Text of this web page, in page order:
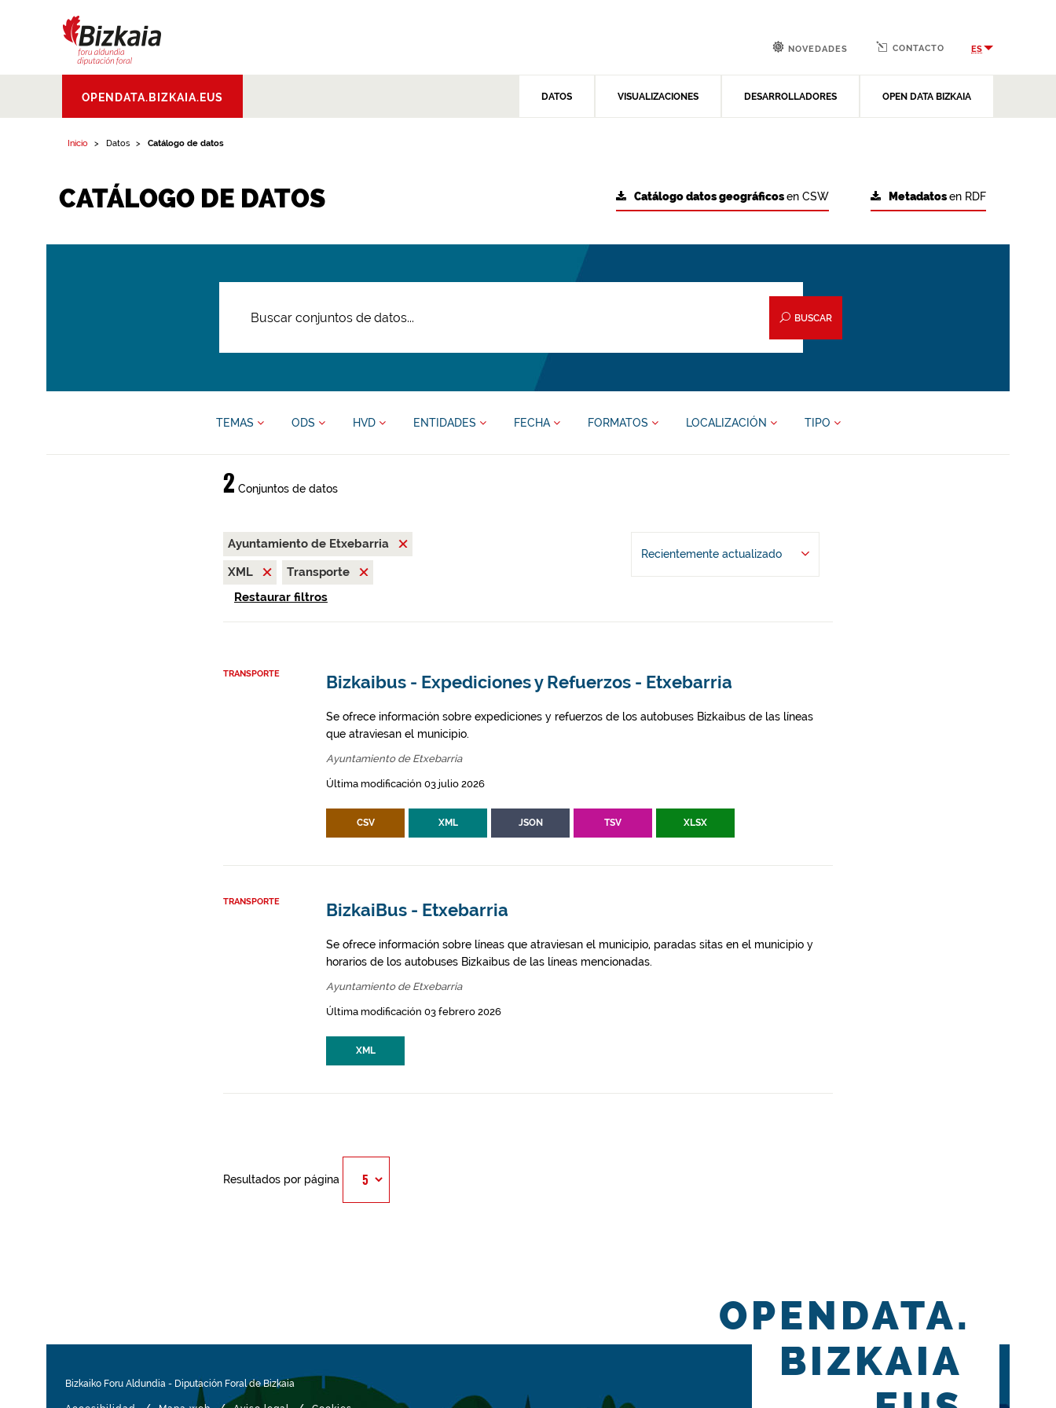
Aldundia.Diputacion
Foral de Bizkaia
OPENDATA.BIZKAIA.EUS DATOS VISUALIZACIONES DESARROLLADORES OPEN DATA BIZKAIA
NOVEDADES CONTACTO ES
Inicio Datos Catálogo de datos
CATÁLOGO DE DATOS Metadatosen RDF
Catálogo datos geográficosen CSW
BUSCAR
TEMAS ODS HVD ENTIDADES FECHA FORMATOS LOCALIZACIÓN TIPO
2 Conjuntos de datos
Ayuntamiento de Etxebarria
XML
Transporte
Restaurar filtros
Recientemente actualizado
TRANSPORTE Bizkaibus - Expediciones y Refuerzos - Etxebarria
Se ofrece información sobre expediciones y refuerzos de los autobuses Bizkaibus de las líneas
que atraviesan el municipio.
Ayuntamiento de Etxebarria
Última modificación 03 julio 2026
CSV XML JSON TSV XLSX
TRANSPORTE BizkaiBus - Etxebarria
Se ofrece información sobre líneas que atraviesan el municipio, paradas sitas en el municipio y
horarios de los autobuses Bizkaibus de las líneas mencionadas.
Ayuntamiento de Etxebarria
Última modificación 03 febrero 2026
XML
Resultados por página
Bizkaiko Foru Aldundia - Diputación Foral de Bizkaia
OPENDATA.
BIZKAIA